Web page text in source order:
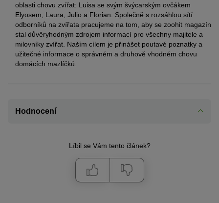
oblasti chovu zvířat: Luisa se svým švýcarským ovčákem
Elyosem, Laura, Julio a Florian. Společně s rozsáhlou sítí
odborníků na zvířata pracujeme na tom, aby se zoohit magazín
stal důvěryhodným zdrojem informací pro všechny majitele a
milovníky zvířat. Naším cílem je přinášet poutavé poznatky a
užitečné informace o správném a druhově vhodném chovu
domácích mazlíčků.
Hodnocení
Líbil se Vám tento článek?